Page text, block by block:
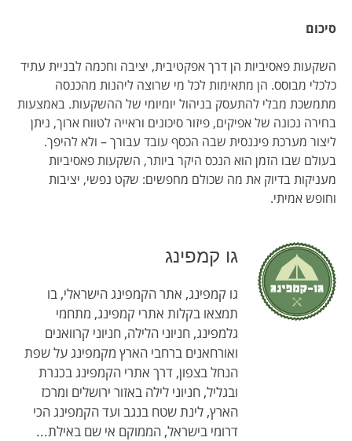
סיכום
השקעות פאסיביות הן דרך אפקטיבית, יציבה וחכמה לבניית עתיד
כלכלי מבוסס. הן מתאימות לכל מי שרוצה ליהנות מהכנסה
מתמשכת מבלי להתעסק בניהול יומיומי של ההשקעות. באמצעות
בחירה נכונה של אפיקים, פיזור סיכונים וראייה לטווח ארוך, ניתן
ליצור מערכת פיננסית שבה הכסף עובד עבורך – ולא להיפך.
בעולם שבו הזמן הוא הנכס היקר ביותר, השקעות פאסיביות
מעניקות בדיוק את מה שכולם מחפשים: שקט נפשי, יציבות
וחופש אמיתי.
גו קמפינג
גו קמפינג, אתר הקמפינג הישראלי, בו
תמצאו בקלות אתרי קמפינג, מתחמי
גלמפינג, חניוני הלילה, חניוני קרוואנים
ואורחאנים ברחבי הארץ מקמפינג על שפת
הנחל בצפון, דרך אתרי הקמפינג בכנרת
ובגליל, חניוני לילה באזור ירושלים ומרכז
הארץ, לינת שטח בנגב ועד הקמפינג הכי
דרומי בישראל, הממוקם אי שם באילת...